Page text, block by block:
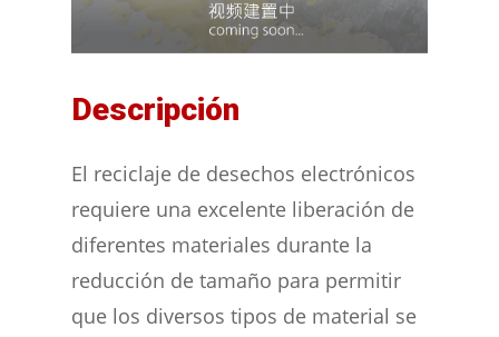
Descripción
El reciclaje de desechos electrónicos
requiere una excelente liberación de
diferentes materiales durante la
reducción de tamaño para permitir
que los diversos tipos de material se